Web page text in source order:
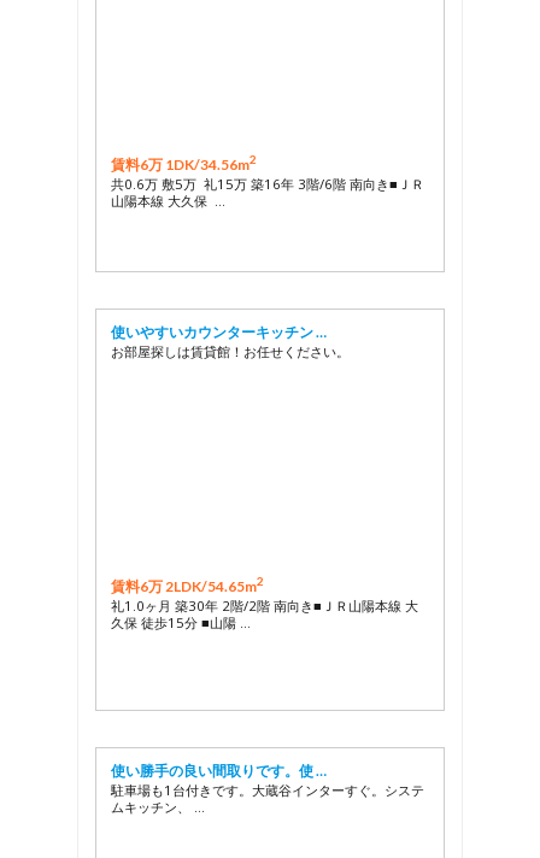
賃料6万 1DK/34.56m2
共0.6万 敷5万 礼15万 築16年 3階/6階 南向き■ＪＲ
山陽本線 大久保 …
使いやすいカウンターキッチン …
お部屋探しは賃貸館！お任せください。
賃料6万 2LDK/54.65m2
礼1.0ヶ月 築30年 2階/2階 南向き■ＪＲ山陽本線 大
久保 徒歩15分 ■山陽 …
使い勝手の良い間取りです。使 …
駐車場も1台付きです。大蔵谷インターすぐ。システ
ムキッチン、 …